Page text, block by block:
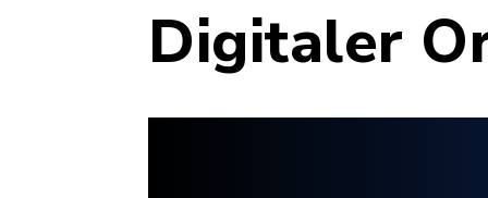
Digitaler